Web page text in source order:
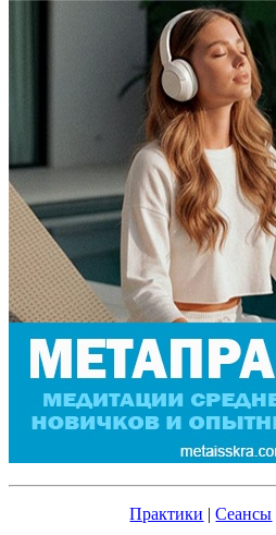
Практики |Сеансы